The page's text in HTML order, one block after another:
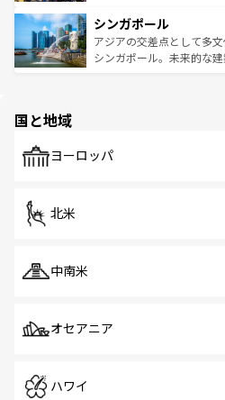
参照してほしい。
激する。気候は一年中温
が待っている。親しみや
た文化、そして多様な観
み、どこを訪れても感動
ており、効率よく見どこ
うな絶景から文化的な体
シンガポール
アジアの交差点として多
シンガポール。未来的な
で、ホーカーズは地元の風
国と地域
ヨーロッパ
北米
中南米
オセアニア
ハワイ